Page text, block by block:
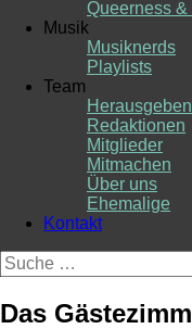
Queerness &
Musik
Musiknerds
Playlists
Team
Redaktionen
Mitglieder
Mitmachen
Über uns
Ehemalige
Kontakt
Suche
nach:
Das